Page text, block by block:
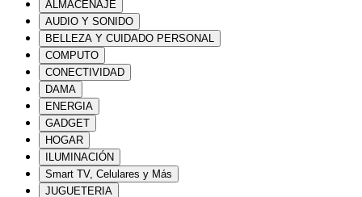
ALMACENAJE
AUDIO Y SONIDO
BELLEZA Y CUIDADO PERSONAL
COMPUTO
CONECTIVIDAD
DAMA
ENERGIA
GADGET
HOGAR
ILUMINACIÓN
Smart TV, Celulares y Más
JUGUETERIA